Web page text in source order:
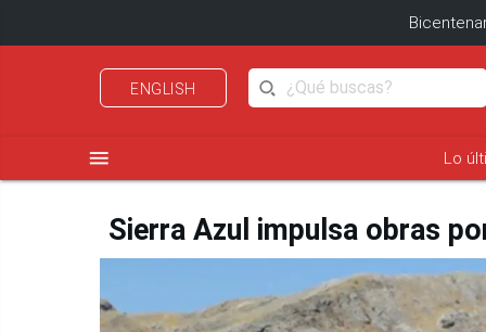
ENGLISH
menu Lo
Sierra Azul impulsa obras